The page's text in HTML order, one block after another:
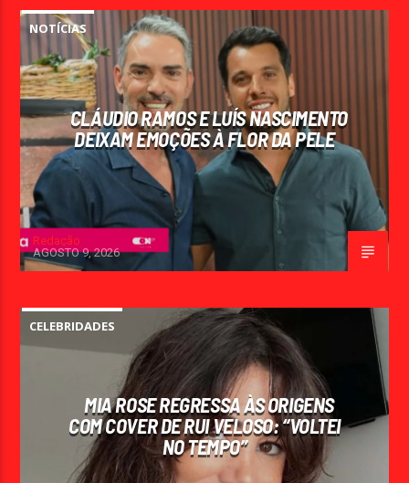
NOTÍCIAS
CLÁUDIO RAMOS E LUÍS NASCIMENTO
DEIXAM EMOÇÕES À FLOR DA PELE
Redação
AGOSTO 9, 2026
CELEBRIDADES
MIA ROSE REGRESSA ÀS ORIGENS
COM COVER DE RUI VELOSO: “VOLTEI
NO TEMPO”